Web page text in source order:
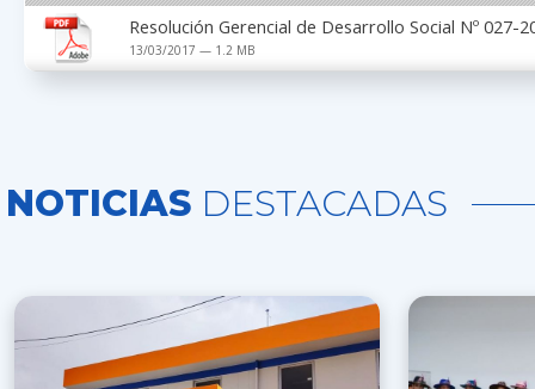
Resolución Gerencial de Desarrollo Social Nº 027-
13/03/2017 — 1.2 MB
NOTICIAS DESTACADAS